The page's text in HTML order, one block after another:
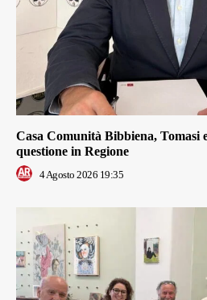
Casa Comunità Bibbiena, Tomasi
questione in Regione
4 Agosto 2026 19:35